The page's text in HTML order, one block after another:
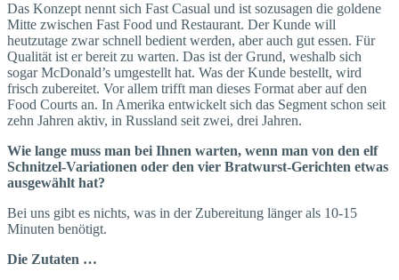
Das Konzept nennt sich Fast Casual und ist sozusagen die goldene
Mitte zwischen Fast Food und Restaurant. Der Kunde will
heutzutage zwar schnell bedient werden, aber auch gut essen. Für
Qualität ist er bereit zu warten. Das ist der Grund, weshalb sich
sogar McDonald’s umgestellt hat. Was der Kunde bestellt, wird
frisch zubereitet. Vor allem trifft man dieses Format aber auf den
Food Courts an. In Amerika entwickelt sich das Segment schon seit
zehn Jahren aktiv, in Russland seit zwei, drei Jahren.
Wie lange muss man bei Ihnen warten, wenn man von den elf
Schnitzel-Variationen oder den vier Bratwurst-Gerichten etwas
ausgewählt hat?
Bei uns gibt es nichts, was in der Zubereitung länger als 10-15
Minuten benötigt.
Die Zutaten …